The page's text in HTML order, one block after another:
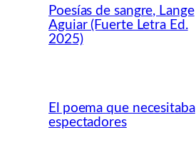
Poesías de sangre, Lange
Aguiar (Fuerte Letra Ed.
2025)
El poema que necesitaba
espectadores